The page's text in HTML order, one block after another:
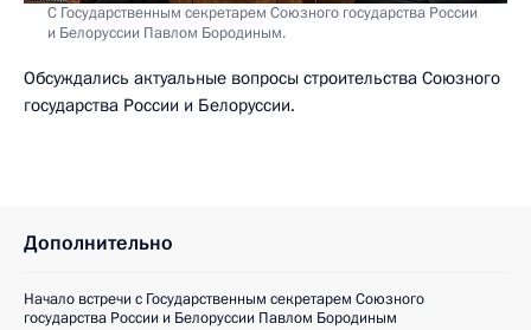
С Государственным секретарем Союзного государства России
и Белоруссии Павлом Бородиным.
Обсуждались актуальные вопросы строительства Союзного
государства России и Белоруссии.
Дополнительно
Начало встречи с Государственным секретарем Союзного
государства России и Белоруссии Павлом Бородиным